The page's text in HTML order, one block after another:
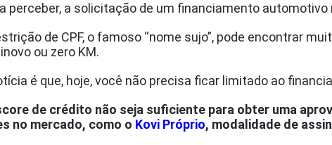
perceber, a solicitação de um financiamento automotivo
de CPF, o famoso “nome sujo”, pode encontrar
ou zero KM.
é que, hoje, você não precisa ficar limitado ao
de crédito não seja suficiente para obter uma
no mercado, como o Kovi Próprio, modalidade de